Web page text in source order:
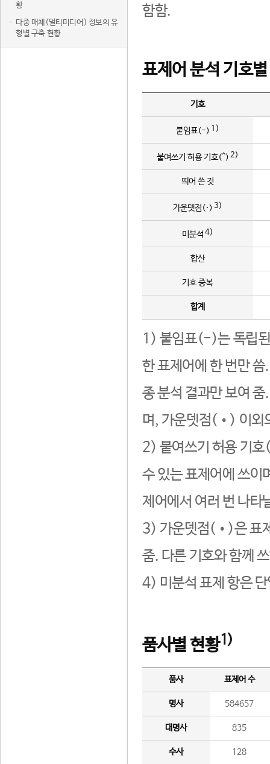
황
다중 매체(멀티미디어) 정보의 유
형별 구축 현황
함함.
표제어 분석 기호
기호
붙임표(-) 1)
붙여쓰기 허용 기호(^) 2)
띄어 쓴 것
가운뎃점(·) 3)
미분석 4)
합산
기호 중복
합계
1) 붙임표(-)는 독립된
한 표제어에 한 번만
종 분석 결과만 보여
며, 가운뎃점(•) 이외
2) 붙여쓰기 허용 기호
수 있는 표제어에 쓰이
제어에서 여러 번 나타
3) 가운뎃점(•)은 표
줌. 다른 기호와 함께
4) 미분석 표제 항은
품사별 현황1)
품사 표제어 수
명사 584657
대명사 835
수사 128